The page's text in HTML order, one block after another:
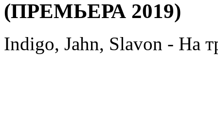
(ПРЕМЬЕРА 2019)
Indigo, Jahn, Slavon - На